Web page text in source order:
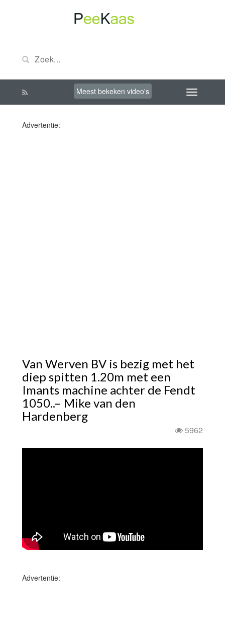
Meest bekeken video's
Advertentie:
Van Werven BV is bezig met het
diep spitten 1.20m met een
Imants machine achter de Fendt
1050..– Mike van den
Hardenberg
5962
Advertentie: